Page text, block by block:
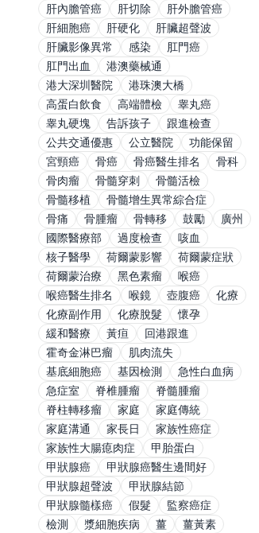
肝內膽管癌
肝切除
肝外膽管癌
肝細胞癌
肝硬化
肝臟超聲波
肝臟影像異常
感染
肛門癌
肛門出血
港澳藥械通
港大深圳醫院
港珠澳大橋
高蛋白飲食
高端體檢
睾丸癌
睾丸硬塊
告訴孩子
跟進檢查
公共交通優惠
公立醫院
功能保留
宮頸癌
骨癌 骨癌醫生排名
骨科
骨肉瘤
骨髓穿刺
骨髓活檢
骨髓移植
骨髓增生異常綜合症
骨痛
骨腫瘤 骨轉移 鼓勵
廣州
國際醫療部
過度檢查
咳血
核子醫學
荷爾蒙影響
荷爾蒙症狀
荷爾蒙治療
黑色素瘤
喉癌
喉癌醫生排名
喉鏡 壺腹癌
化療
化療副作用
化療脫髮
懷孕
緩和醫療
黃疸
回港跟進
霍奇金淋巴瘤
肌肉流失
基底細胞癌
基因檢測
急性白血病
急症室
脊椎腫瘤
脊髓腫瘤
脊柱轉移瘤
家庭
家庭傳統
家庭溝通
家長日
家族性癌症
家族性大腸瘜肉症
甲胎蛋白
甲狀腺癌
甲狀腺癌醫生邊間好
甲狀腺超聲波
甲狀腺結節
甲狀腺髓樣癌
假髮
監察癌症
檢測
漿細胞疾病 薑
薑黃素